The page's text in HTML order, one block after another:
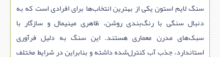
سنگ لایم استون یکی از بهترین انتخاب‌ها برای افرادی است که به
دنبال سنگی با رنگ‌بندی روشن، ظاهری مینیمال و سازگار با
سبک‌های مدرن معماری هستند. این سنگ به دلیل فرآوری
استاندارد، جذب آب کنترل‌شده داشته و بنابراین در شرایط مختلف